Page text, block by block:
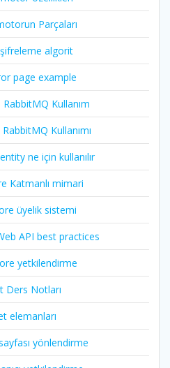
Parçaları
algorit
page example
Kullanım
Kullanımı
ne için kullanılır
Katmanlı mimari
üyelik sistemi
API best practices
yetkilendirme
Ders Notları
elemanları
yönlendirme